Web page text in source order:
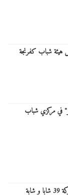
هيئة شباب كفرنجة
في مركزي شباب